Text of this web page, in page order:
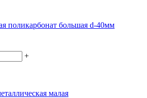
поликарбонат большая d-40мм
+
малая